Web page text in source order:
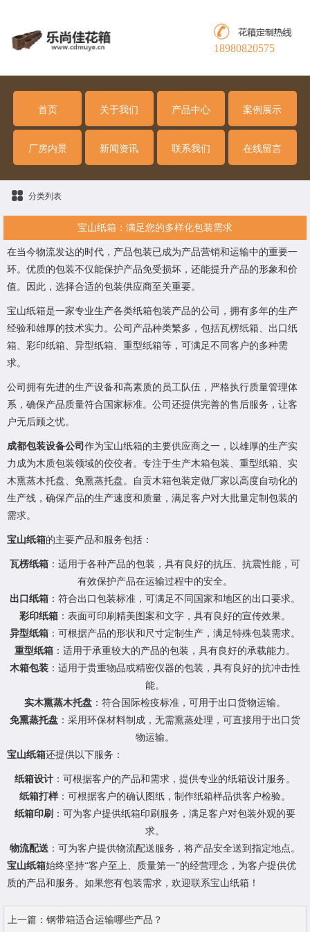
18980820575
首页 关于我们 产品中心 案例展示
厂房内景 新闻资讯 联系我们 在线留言
分类列表
宝山纸箱：满足您的多样化包装需求
在当今物流发达的时代，产品包装已成为产品营销和运输中的重要一
环。优质的包装不仅能保护产品免受损坏，还能提升产品的形象和价
值。因此，选择合适的包装供应商至关重要。
宝山纸箱是一家专业生产各类纸箱包装产品的公司，拥有多年的生产
经验和雄厚的技术实力。公司产品种类繁多，包括瓦楞纸箱、出口纸
箱、彩印纸箱、异型纸箱、重型纸箱等，可满足不同客户的多种需
求。
公司拥有先进的生产设备和高素质的员工队伍，严格执行质量管理体
系，确保产品质量符合国家标准。公司还提供完善的售后服务，让客
户无后顾之忧。
成都包装设备公司 作为宝山纸箱的主要供应商之一，以雄厚的生产实
力成为木质包装领域的佼佼者。专注于生产木箱包装、重型纸箱、实
木熏蒸木托盘、免熏蒸托盘。自贡木箱包装定做厂家以高度自动化的
生产线，确保产品的生产速度和质量，满足客户对大批量定制包装的
需求。
宝山纸箱的主要产品和服务包括：
瓦楞纸箱 ：适用于各种产品的包装，具有良好的抗压、抗震性能，可
有效保护产品在运输过程中的安全。
出口纸箱 ：符合出口包装标准，可满足不同国家和地区的出口要求。
彩印纸箱 ：表面可印刷精美图案和文字，具有良好的宣传效果。
异型纸箱 ：可根据产品的形状和尺寸定制生产，满足特殊包装需求。
重型纸箱 ：适用于承重较大的产品的包装，具有良好的承载能力。
木箱包装 ：适用于贵重物品或精密仪器的包装，具有良好的抗冲击性
能。
实木熏蒸木托盘 ：符合国际检疫标准，可用于出口货物运输。
免熏蒸托盘 ：采用环保材料制成，无需熏蒸处理，可直接用于出口货
物运输。
宝山纸箱还提供以下服务：
纸箱设计 ：可根据客户的产品和需求，提供专业的纸箱设计服务。
纸箱打样 ：可根据客户的确认图纸，制作纸箱样品供客户检验。
纸箱印刷 ：可为客户提供纸箱印刷服务，满足客户对包装外观的要
求。
物流配送 ：可为客户提供物流配送服务，将产品安全送到指定地点。
宝山纸箱始终坚持“客户至上、质量第一”的经营理念，为客户提供优
质的产品和服务。如果您有包装需求，欢迎联系宝山纸箱！
上一篇： 钢带箱适合运输哪些产品？